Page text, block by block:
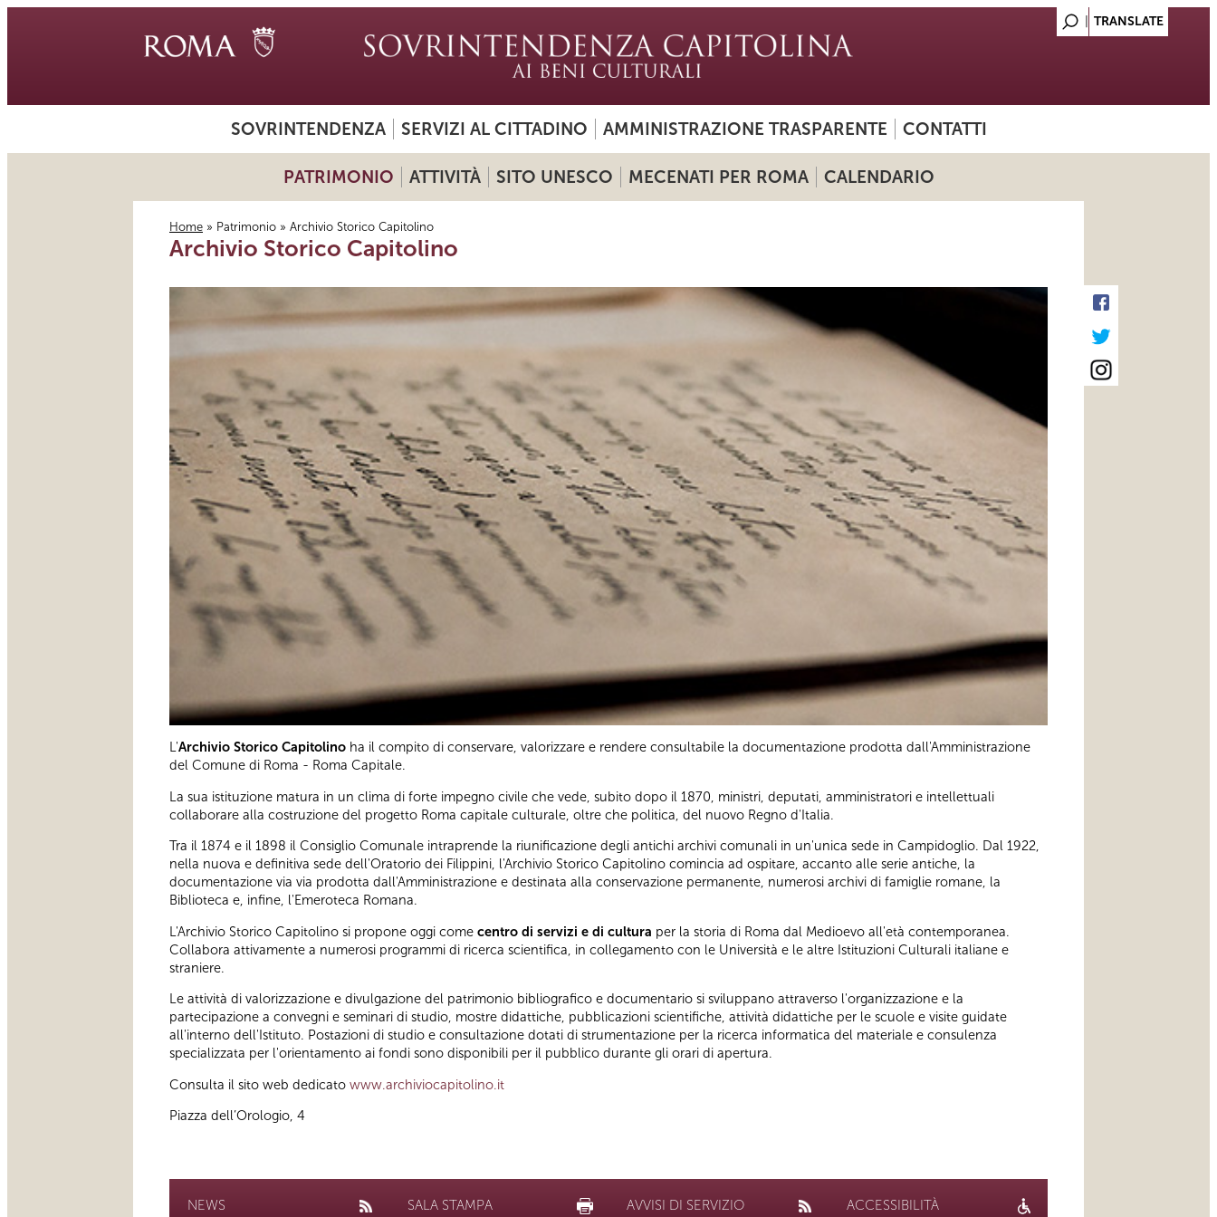
SOVRINTENDENZA SERVIZI AL CITTADINO AMMINISTRAZIONE TRASPARENTE CONTATTI
PATRIMONIO ATTIVITÀ SITO UNESCO MECENATI PER ROMA CALENDARIO
Tu sei qui
Home » Patrimonio » Archivio Storico Capitolino
Archivio Storico Capitolino
L'Archivio Storico Capitolino ha il compito di conservare, valorizzare e rendere consultabile la documentazione prodotta dall'Amministrazione
del Comune di Roma - Roma Capitale.
La sua istituzione matura in un clima di forte impegno civile che vede, subito dopo il 1870, ministri, deputati, amministratori e intellettuali
collaborare alla costruzione del progetto Roma capitale culturale, oltre che politica, del nuovo Regno d'Italia.
Tra il 1874 e il 1898 il Consiglio Comunale intraprende la riunificazione degli antichi archivi comunali in un'unica sede in Campidoglio. Dal 1922,
nella nuova e definitiva sede dell'Oratorio dei Filippini, l'Archivio Storico Capitolino comincia ad ospitare, accanto alle serie antiche, la
documentazione via via prodotta dall'Amministrazione e destinata alla conservazione permanente, numerosi archivi di famiglie romane, la
Biblioteca e, infine, l'Emeroteca Romana.
L'Archivio Storico Capitolino si propone oggi come centro di servizi e di cultura per la storia di Roma dal Medioevo all'età contemporanea.
Collabora attivamente a numerosi programmi di ricerca scientifica, in collegamento con le Università e le altre Istituzioni Culturali italiane e
straniere.
Le attività di valorizzazione e divulgazione del patrimonio bibliografico e documentario si sviluppano attraverso l'organizzazione e la
partecipazione a convegni e seminari di studio, mostre didattiche, pubblicazioni scientifiche, attività didattiche per le scuole e visite guidate
all'interno dell'Istituto. Postazioni di studio e consultazione dotati di strumentazione per la ricerca informatica del materiale e consulenza
specializzata per l'orientamento ai fondi sono disponibili per il pubblico durante gli orari di apertura.
Consulta il sito web dedicato www.archiviocapitolino.it
Piazza dell’Orologio, 4
NEWS SALA STAMPA AVVISI DI SERVIZIO ACCESSIBILITÀ